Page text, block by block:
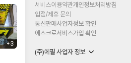
+3
서비스이용약관개인정보처리방침
입점/제휴 문의
통신판매사업자정보 확인
에스크로서비스가입 확인
(주)에필 사업자 정보